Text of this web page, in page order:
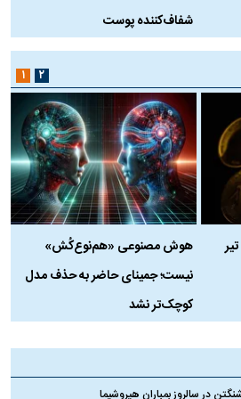
شفاف‌کننده پوست
قیمت روز ارز‌های دیجیتال ۱۶ تیر
هوش مصنوعی «هم‌نوع‌کُش»
نیست؛ جمینای حاضر به حذف مدل
کوچک‌تر نشد
۱ ۲
در سالروز بمباران هیروشیما